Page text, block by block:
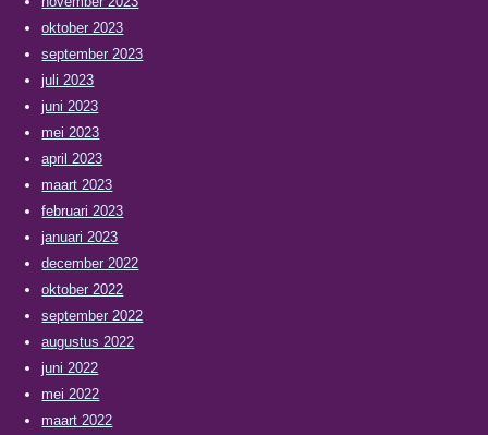
oktober 2023
september 2023
juli 2023
juni 2023
mei 2023
april 2023
maart 2023
februari 2023
januari 2023
december 2022
oktober 2022
september 2022
augustus 2022
juni 2022
mei 2022
maart 2022